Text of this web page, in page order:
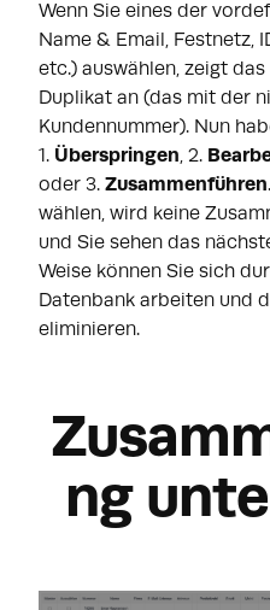
Wenn Sie eines der
Name & Email, Festnetz,
etc.) auswählen, zeigt
Duplikat an (das mit der
Kundennummer). Nun
1. Überspringen, 2.
oder 3. Zusammenführen
wählen, wird keine
und Sie sehen das
Weise können Sie sich
Datenbank arbeiten und
eliminieren.
ng